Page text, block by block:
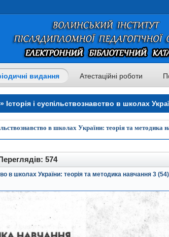
видання Атестаційні роботи
Історія і суспільствознавство в школах
в школах України: теорія та методика
574
в школах України: теорія та методика навчання 3